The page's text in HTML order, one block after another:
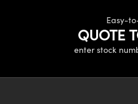
Easy-
QUOTE
enter stock